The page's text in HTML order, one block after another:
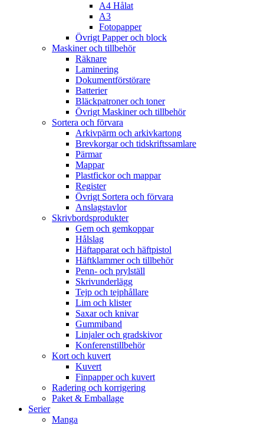
A4 Hålat
A3
Fotopapper
Övrigt Papper och block
Maskiner och tillbehör
Räknare
Laminering
Dokumentförstörare
Batterier
Bläckpatroner och toner
Övrigt Maskiner och tillbehör
Sortera och förvara
Arkivpärm och arkivkartong
Brevkorgar och tidskriftssamlare
Pärmar
Mappar
Plastfickor och mappar
Register
Övrigt Sortera och förvara
Anslagstavlor
Skrivbordsprodukter
Gem och gemkoppar
Hålslag
Häftapparat och häftpistol
Häftklammer och tillbehör
Penn- och prylställ
Skrivunderlägg
Tejp och tejphållare
Lim och klister
Saxar och knivar
Gummiband
Linjaler och gradskivor
Konferenstillbehör
Kort och kuvert
Kuvert
Finpapper och kuvert
Radering och korrigering
Paket & Emballage
Serier
Manga